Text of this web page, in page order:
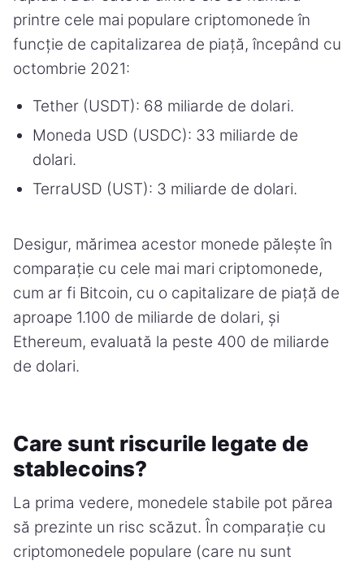
printre cele mai populare criptomonede în
funcție de capitalizarea de piață, începând cu
octombrie 2021:
Tether (USDT): 68 miliarde de dolari.
Moneda USD (USDC): 33 miliarde de
dolari.
TerraUSD (UST): 3 miliarde de dolari.
Desigur, mărimea acestor monede pălește în
comparație cu cele mai mari criptomonede,
cum ar fi Bitcoin, cu o capitalizare de piață de
aproape 1.100 de miliarde de dolari, și
Ethereum, evaluată la peste 400 de miliarde
de dolari.
Care sunt riscurile legate de
stablecoins?
La prima vedere, monedele stabile pot părea
să prezinte un risc scăzut. În comparație cu
criptomonedele populare (care nu sunt